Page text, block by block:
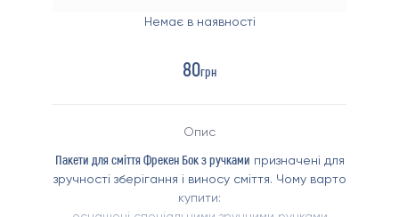
Немає в наявності
80грн
Опис
Пакети для сміття Фрекен Бок з ручками призначені для
зручності зберігання і виносу сміття. Чому варто
купити: